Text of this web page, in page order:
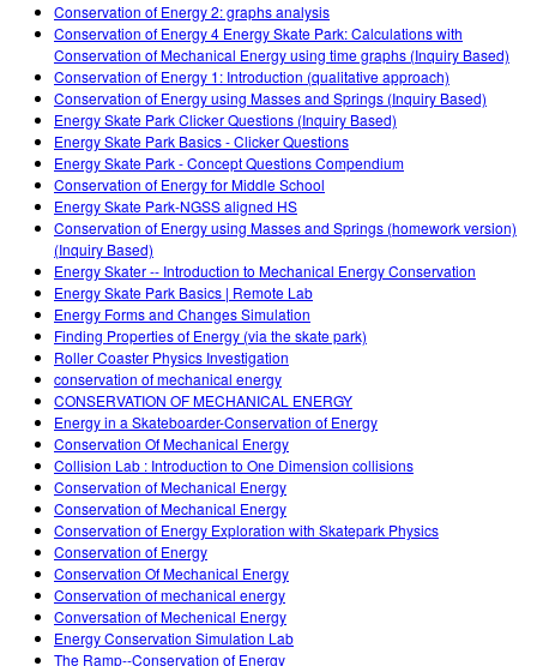
Conservation of Energy 2: graphs analysis
Conservation of Energy 4 Energy Skate Park: Calculations with
Conservation of Mechanical Energy using time graphs (Inquiry Based)
Conservation of Energy 1: Introduction (qualitative approach)
Conservation of Energy using Masses and Springs (Inquiry Based)
Energy Skate Park Clicker Questions (Inquiry Based)
Energy Skate Park Basics - Clicker Questions
Energy Skate Park - Concept Questions Compendium
Conservation of Energy for Middle School
Energy Skate Park-NGSS aligned HS
Conservation of Energy using Masses and Springs (homework version)
(Inquiry Based)
Energy Skater -- Introduction to Mechanical Energy Conservation
Energy Skate Park Basics | Remote Lab
Energy Forms and Changes Simulation
Finding Properties of Energy (via the skate park)
Roller Coaster Physics Investigation
conservation of mechanical energy
CONSERVATION OF MECHANICAL ENERGY
Energy in a Skateboarder-Conservation of Energy
Conservation Of Mechanical Energy
Collision Lab : Introduction to One Dimension collisions
Conservation of Mechanical Energy
Conservation of Mechanical Energy
Conservation of Energy Exploration with Skatepark Physics
Conservation of Energy
Conservation Of Mechanical Energy
Conservation of mechanical energy
Conversation of Mechenical Energy
Energy Conservation Simulation Lab
The Ramp--Conservation of Energy